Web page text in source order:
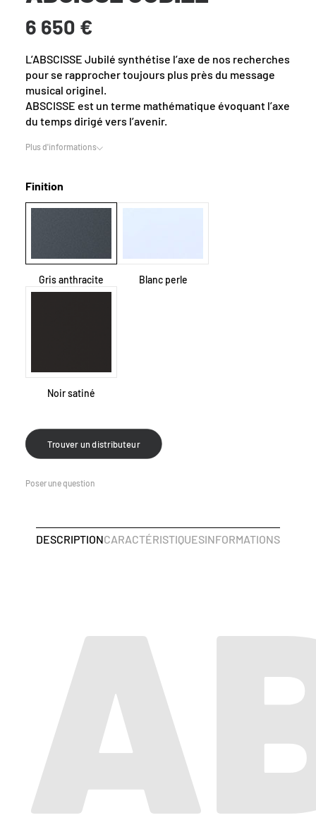
6 650 €
L’ABSCISSE Jubilé synthétise l’axe de nos recherches
pour se rapprocher toujours plus près du message
musical originel.
ABSCISSE est un terme mathématique évoquant l’axe
du temps dirigé vers l’avenir.
Plus d'informations
Finition
Gris anthracite Blanc perle
Noir satiné
Trouver un distributeur
Poser une question
DESCRIPTIONCARACTÉRISTIQUESINFORMATIONS